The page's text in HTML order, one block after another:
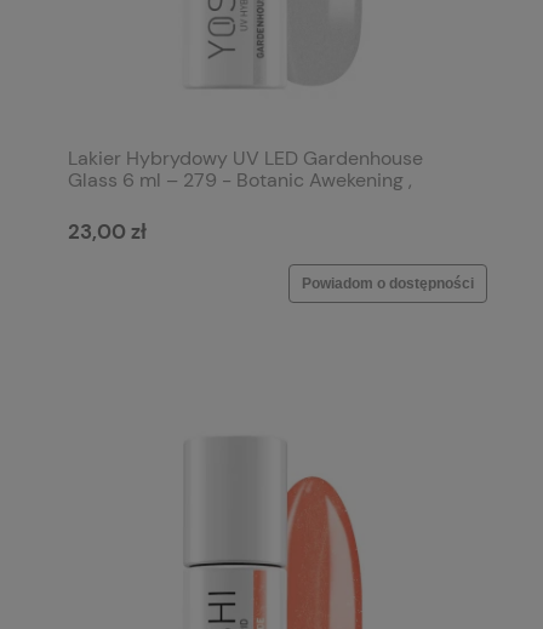
Lakier Hybrydowy UV LED Gardenhouse
Glass 6 ml – 279 - Botanic Awekening ,
23,00 zł
Powiadom o dostępności